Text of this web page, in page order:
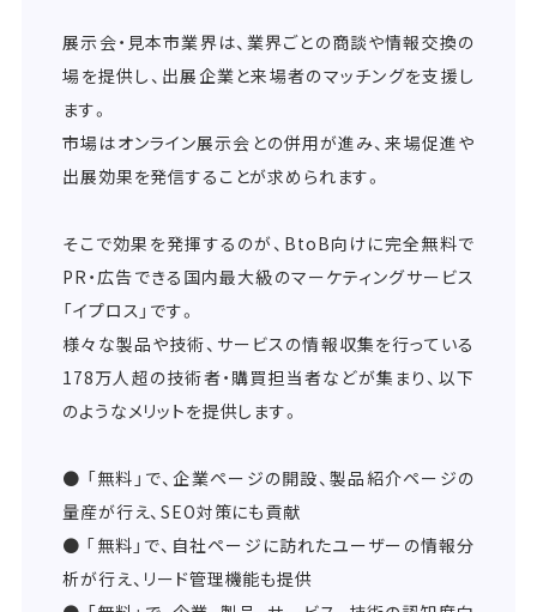
展示会・見本市業界は、業界ごとの商談や情報交換の
場を提供し、出展企業と来場者のマッチングを支援し
ます。
市場はオンライン展示会との併用が進み、来場促進や
出展効果を発信することが求められます。
そこで効果を発揮するのが、BtoB向けに完全無料で
PR・広告できる国内最大級のマーケティングサービス
「イプロス」です。
様々な製品や技術、サービスの情報収集を行っている
178万人超の技術者・購買担当者などが集まり、以下
のようなメリットを提供します。
● 「無料」で、企業ページの開設、製品紹介ページの
量産が行え、SEO対策にも貢献
● 「無料」で、自社ページに訪れたユーザーの情報分
析が行え、リード管理機能も提供